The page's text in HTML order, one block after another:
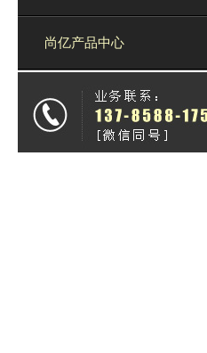
尚亿产品中心